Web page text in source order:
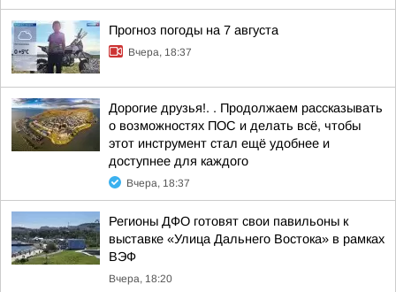
Прогноз погоды на 7 августа
Вчера, 18:37
Дорогие друзья!. . Продолжаем рассказывать
о возможностях ПОС и делать всё, чтобы
этот инструмент стал ещё удобнее и
доступнее для каждого
Вчера, 18:37
Регионы ДФО готовят свои павильоны к
выставке «Улица Дальнего Востока» в рамках
ВЭФ
Вчера, 18:20